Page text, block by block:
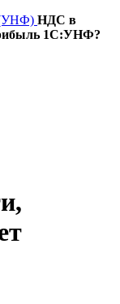
(УНФ) НДС в
1С:УНФ?